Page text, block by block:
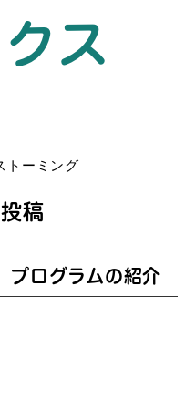
ス
トーミング
稿
プログラムの紹介